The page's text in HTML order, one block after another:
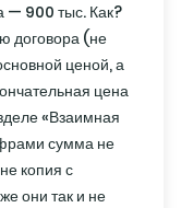
— 900 тыс. Как?
договора (не
ценой, а
цена
«Взаимная
сумма не
копия с
они так и не